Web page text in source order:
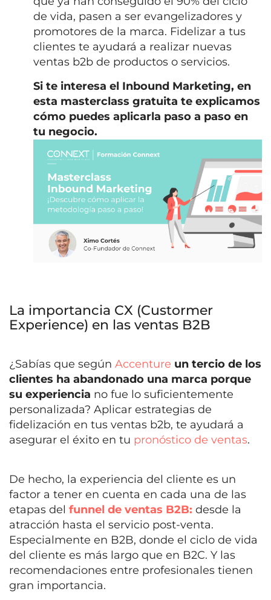
de vida, pasen a ser evangelizadores y
promotores de la marca. Fidelizar a tus
clientes te ayudará a realizar nuevas
ventas b2b de productos o servicios.
Si te interesa el Inbound Marketing, en
esta masterclass gratuita te explicamos
cómo puedes aplicarla paso a paso en
tu negocio.
La importancia CX (Custormer
Experience) en las ventas B2B
¿Sabías que según Accenture un tercio de los
clientes ha abandonado una marca porque
su experiencia no fue lo suficientemente
personalizada? Aplicar estrategias de
fidelización en tus ventas b2b, te ayudará a
asegurar el éxito en tu pronóstico de ventas.
De hecho, la experiencia del cliente es un
factor a tener en cuenta en cada una de las
etapas del funnel de ventas B2B: desde la
atracción hasta el servicio post-venta.
Especialmente en B2B, donde el ciclo de vida
del cliente es más largo que en B2C. Y las
recomendaciones entre profesionales tienen
gran importancia.